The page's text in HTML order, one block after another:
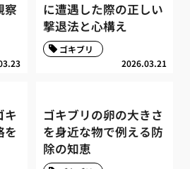
察
に遭遇した際の正しい
撃退法と心構え
2026.03.21
ゴキブリ
キ
を
ゴキブリの卵の大きさ
を身近な物で例える防
除の知恵